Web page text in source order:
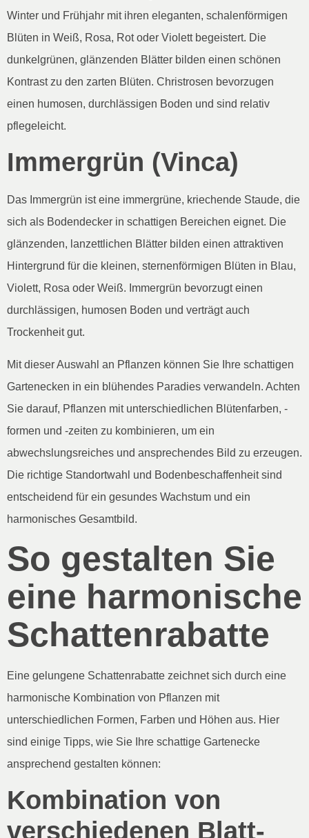
Winter und Frühjahr mit ihren eleganten, schalenförmigen
Blüten in Weiß, Rosa, Rot oder Violett begeistert. Die
dunkelgrünen, glänzenden Blätter bilden einen schönen
Kontrast zu den zarten Blüten. Christrosen bevorzugen
einen humosen, durchlässigen Boden und sind relativ
pflegeleicht.
Immergrün (Vinca)
Das Immergrün ist eine immergrüne, kriechende Staude, die
sich als Bodendecker in schattigen Bereichen eignet. Die
glänzenden, lanzettlichen Blätter bilden einen attraktiven
Hintergrund für die kleinen, sternenförmigen Blüten in Blau,
Violett, Rosa oder Weiß. Immergrün bevorzugt einen
durchlässigen, humosen Boden und verträgt auch
Trockenheit gut.
Mit dieser Auswahl an Pflanzen können Sie Ihre schattigen
Gartenecken in ein blühendes Paradies verwandeln. Achten
Sie darauf, Pflanzen mit unterschiedlichen Blütenfarben, -
formen und -zeiten zu kombinieren, um ein
abwechslungsreiches und ansprechendes Bild zu erzeugen.
Die richtige Standortwahl und Bodenbeschaffenheit sind
entscheidend für ein gesundes Wachstum und ein
harmonisches Gesamtbild.
So gestalten Sie
eine harmonische
Schattenrabatte
Eine gelungene Schattenrabatte zeichnet sich durch eine
harmonische Kombination von Pflanzen mit
unterschiedlichen Formen, Farben und Höhen aus. Hier
sind einige Tipps, wie Sie Ihre schattige Gartenecke
ansprechend gestalten können:
Kombination von
verschiedenen Blatt-